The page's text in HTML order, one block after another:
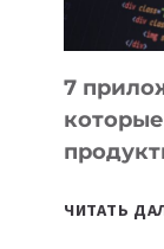
7
ЧИТАТЬ